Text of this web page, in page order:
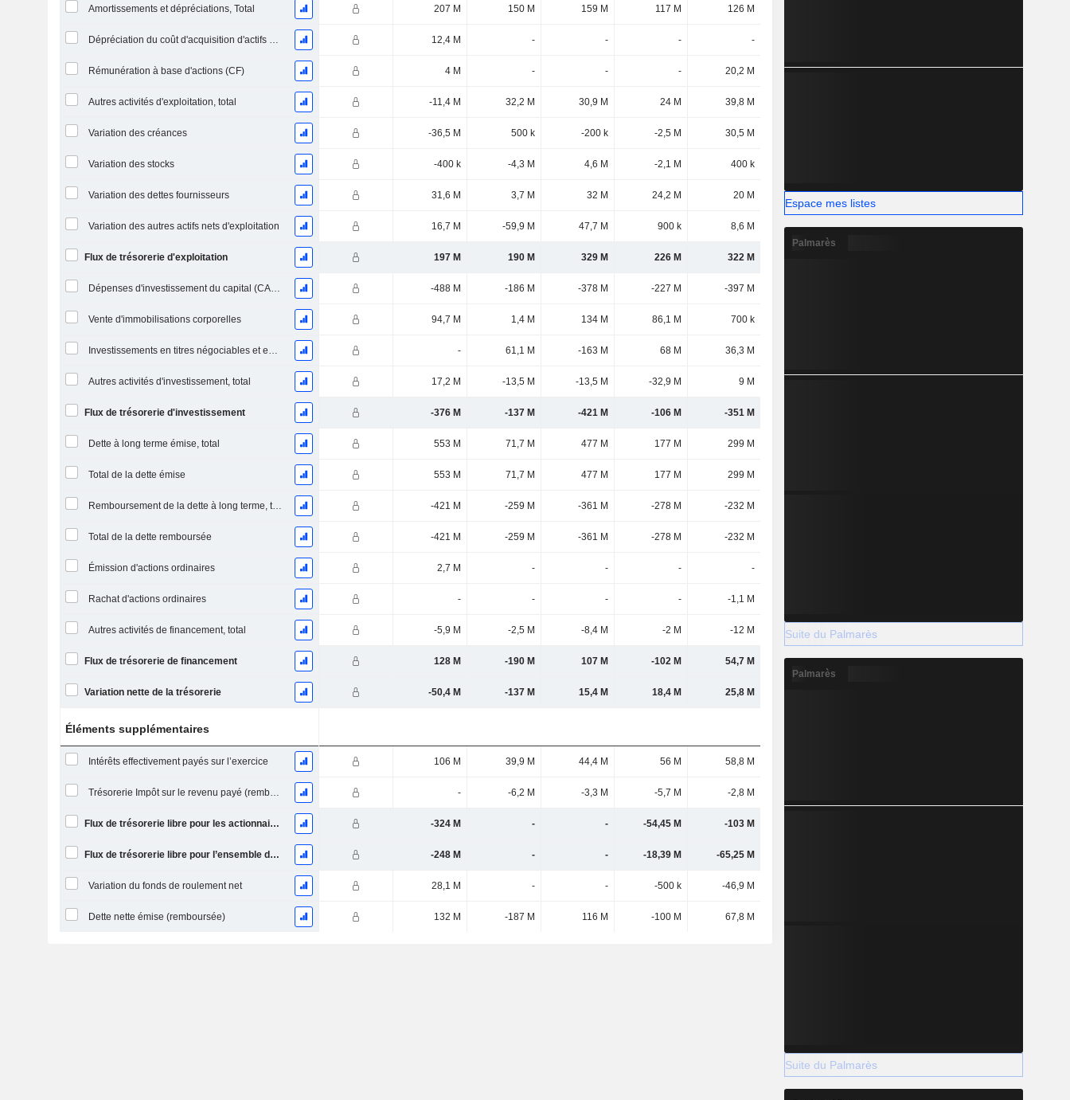
Amortissements et dépréciations, Total 207 M 150 M 159 M 117 M 126 M
Dépréciation du coût d'acquisition d'actifs et dépenses de restructuration 12,4 M - - - -
Rémunération à base d'actions (CF) 4 M - - - 20,2 M
Autres activités d'exploitation, total -11,4 M 32,2 M 30,9 M 24 M 39,8 M
Variation des créances -36,5 M 500 k -200 k -2,5 M 30,5 M
Variation des stocks -400 k -4,3 M 4,6 M -2,1 M 400 k
Variation des dettes fournisseurs 31,6 M 3,7 M 32 M 24,2 M 20 M
Variation des autres actifs nets d'exploitation 16,7 M -59,9 M 47,7 M 900 k 8,6 M
Flux de trésorerie d'exploitation 197 M 190 M 329 M 226 M 322 M
Dépenses d'investissement du capital (CAPEX) -488 M -186 M -378 M -227 M -397 M
Vente d'immobilisations corporelles 94,7 M 1,4 M 134 M 86,1 M 700 k
Investissements en titres négociables et en actions, total - 61,1 M -163 M 68 M 36,3 M
Autres activités d'investissement, total 17,2 M -13,5 M -13,5 M -32,9 M 9 M
Flux de trésorerie d'investissement -376 M -137 M -421 M -106 M -351 M
Dette à long terme émise, total 553 M 71,7 M 477 M 177 M 299 M
Total de la dette émise 553 M 71,7 M 477 M 177 M 299 M
Remboursement de la dette à long terme, total -421 M -259 M -361 M -278 M -232 M
Total de la dette remboursée -421 M -259 M -361 M -278 M -232 M
Émission d'actions ordinaires 2,7 M - - - -
Rachat d'actions ordinaires - - - - -1,1 M
Autres activités de financement, total -5,9 M -2,5 M -8,4 M -2 M -12 M
Flux de trésorerie de financement 128 M -190 M 107 M -102 M 54,7 M
Variation nette de la trésorerie -50,4 M -137 M 15,4 M 18,4 M 25,8 M
Éléments supplémentaires
Intérêts effectivement payés sur l’exercice 106 M 39,9 M 44,4 M 56 M 58,8 M
Trésorerie Impôt sur le revenu payé (remboursement)Impôt effectivement payé (remboursé) sur l’exercice - -6,2 M -3,3 M -5,7 M -2,8 M
Flux de trésorerie libre pour les actionnaires FCFE -324 M - - -54,45 M -103 M
Flux de trésorerie libre pour l’ensemble des pourvoyeurs de fonds (créanciers et actionnaires) FCFF -248 M - - -18,39 M -65,25 M
Variation du fonds de roulement net 28,1 M - - -500 k -46,9 M
Dette nette émise (remboursée) 132 M -187 M 116 M -100 M 67,8 M
Espace mes listes
Palmarès
Suite du Palmarès
Palmarès
Suite du Palmarès